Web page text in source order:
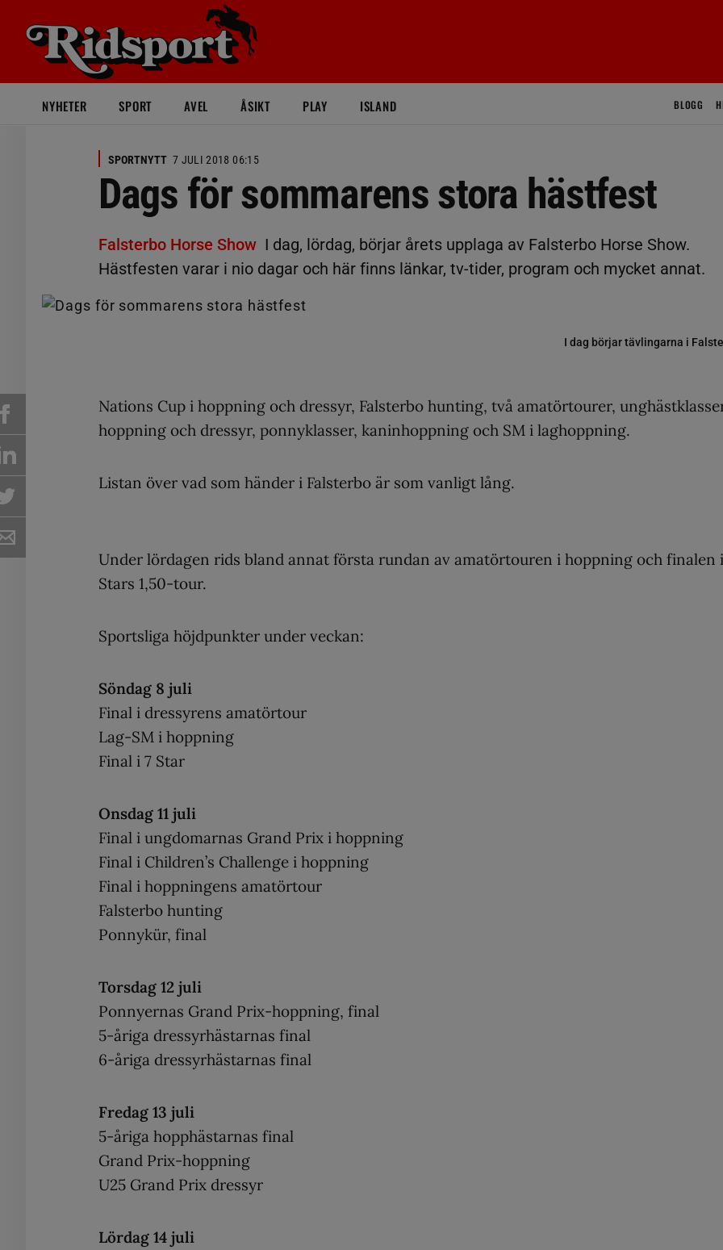
NYHETER SPORT AVEL ÅSIKT PLAY ISLAND BLOGG
SPORTNYTT 7 JULI 2018 06:15
Dags för sommarens stora hästfest
Falsterbo Horse Show I dag, lördag, börjar årets upplaga av Falsterbo Horse Show.
Hästfesten varar i nio dagar och här finns länkar, tv-tider, program och mycket annat.
I dag börjar tävlingarna i
Nations Cup i hoppning och dressyr, Falsterbo hunting, två amatörtourer,
hoppning och dressyr, ponnyklasser, kaninhoppning och SM i laghoppning.
Listan över vad som händer i Falsterbo är som vanligt lång.
Under lördagen rids bland annat första rundan av amatörtouren i hoppning och finalen
Stars 1,50-tour.
Sportsliga höjdpunkter under veckan:
Söndag 8 juli
Final i dressyrens amatörtour
Lag-SM i hoppning
Final i 7 Star
Onsdag 11 juli
Final i ungdomarnas Grand Prix i hoppning
Final i Children’s Challenge i hoppning
Final i hoppningens amatörtour
Falsterbo hunting
Ponnykür, final
Torsdag 12 juli
Ponnyernas Grand Prix-hoppning, final
5-åriga dressyrhästarnas final
6-åriga dressyrhästarnas final
Fredag 13 juli
5-åriga hopphästarnas final
Grand Prix-hoppning
U25 Grand Prix dressyr
Lördag 14 juli